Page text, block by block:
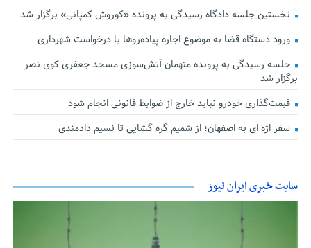
نخستین جلسه دادگاه رسیدگی به پرونده «کوروش کمپانی» برگزار شد
ورود دستگاه قضا به موضوع اجاره پیاده‌روها با درخواست شهرداری
جلسه رسیدگی به پرونده متهمان آتش‌سوزی مسجد جعفری کوی نصر
برگزار شد
قیمت‌گذاری خودرو نباید خارج از ضوابط قانونی انجام شود
سفر اژه ای به اصفهان؛ از شمیم گره گشایی تا نسیم دادمندی
سایت خبری ایران نیوز